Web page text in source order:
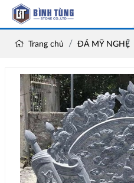
Trang chủ ĐÁ MỸ NGHỆ